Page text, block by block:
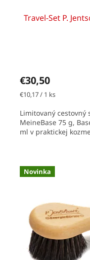
Travel-Set P.
€30,50
Jednotková
€10,17 / 1 ks
Limitovaný cestovný
MeineBase 75 g,
ml v praktickej
Novinka